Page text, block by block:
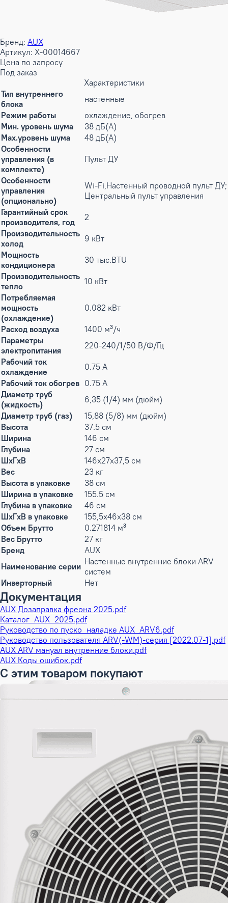
Бренд: AUX
Артикул: X-00014667
Цена по запросу
Под заказ
Характеристики
Тип внутреннего
блока
настенные
Режим работы
охлаждение, обогрев
Мин. уровень шума
38 дБ(А)
Max.уровень шума
48 дБ(А)
Особенности
управления (в
комплекте)
Пульт ДУ
Особенности
управления
(опционально)
Wi-Fi,Настенный проводной пульт ДУ;
Центральный пульт управления
Гарантийный срок
производителя, год
2
Производительность
холод
9 кВт
Мощность
кондиционера
30 тыс.BTU
Производительность
тепло
10 кВт
Потребляемая
мощность
(охлаждение)
0.082 кВт
Расход воздуха
1400 м³/ч
Параметры
электропитания
220-240/1/50 В/Ф/Гц
Рабочий ток
охлаждение
0.75 А
Рабочий ток обогрев 0.75 А
Диаметр труб
(жидкость)
6,35 (1/4) мм (дюйм)
Диаметр труб (газ)
15,88 (5/8) мм (дюйм)
Высота
37.5 см
Ширина
146 см
Глубина
27 см
ШxГxВ
146x27x37,5 см
Вес
23 кг
Высота в упаковке
38 см
Ширина в упаковке
155.5 см
Глубина в упаковке
46 см
ШxГxВ в упаковке
155,5x46x38 см
Объем Брутто
0.271814 м³
Вес Брутто
27 кг
Бренд
AUX
Наименование серии Настенные внутренние блоки ARV
систем
Инверторный
Нет
Документация
AUX Дозаправка фреона 2025.pdf
Каталог_AUX_2025.pdf
Руководство по пуско_наладке AUX_ARV6.pdf
Руководство пользователя ARV(-WM)-серия [2022.07-1].pdf
AUX ARV мануал внутренние блоки.pdf
AUX Коды ошибок.pdf
С этим товаром покупают